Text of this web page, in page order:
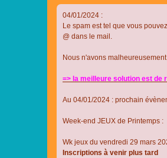
04/01/2024 :
Le spam est tel que vous
@ dans le mail.
Nous n'avons
=> la meilleure solution est de
Au 04/01/2024 : prochain
Week-end JEUX de Printemps :
Wk jeux du vendredi 29 mars
Inscriptions à venir plus tard